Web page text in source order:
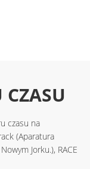
czasu na
(Aparatura
Jorku.), RACE